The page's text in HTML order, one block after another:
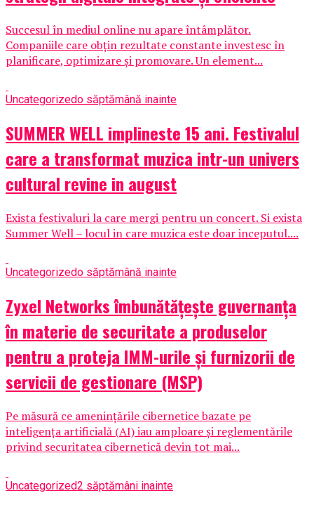
Succesul în mediul online nu apare întâmplător.
Companiile care obțin rezultate constante investesc în
planificare, optimizare și promovare. Un element...
Uncategorizedo săptămână inainte
SUMMER WELL implineste 15 ani. Festivalul
care a transformat muzica intr-un univers
cultural revine in august
Exista festivaluri la care mergi pentru un concert. Si exista
Summer Well – locul in care muzica este doar inceputul....
Uncategorizedo săptămână inainte
Zyxel Networks îmbunătățește guvernanța
în materie de securitate a produselor
pentru a proteja IMM-urile și furnizorii de
servicii de gestionare (MSP)
Pe măsură ce amenințările cibernetice bazate pe
inteligența artificială (AI) iau amploare și reglementările
privind securitatea cibernetică devin tot mai...
Uncategorized2 săptămâni inainte